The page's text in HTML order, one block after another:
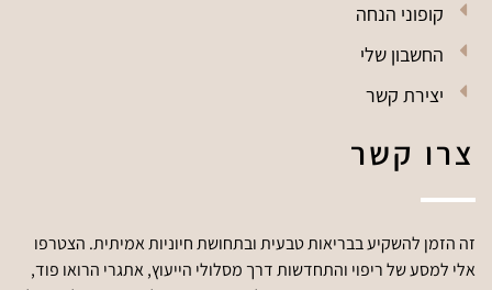
צרו קשר
זה הזמן להשקיע בבריאות טבעית ובתחושת חיוניות אמיתית. הצטרפו
אלי למסע של ריפוי והתחדשות דרך מסלולי הייעוץ, אתגרי הרואו פוד,
קופוני הנחה
החשבון שלי
יצירת קשר